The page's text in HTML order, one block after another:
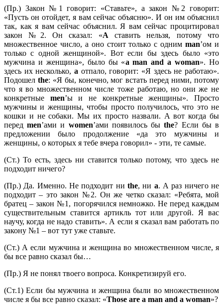
(Пр.) Закон №1 говорит: «Ставьте», а закон №2 говорит:
«Пусть он отойдет, я вам сейчас объясню». И он им объяснил
так, как я вам сейчас объяснил. Я вам сейчас процитировал
закон №2. Он сказал: «A ставить нельзя, потому что
множественное число, а оно стоит только с однимman’ом и
только с одной женщиной». Вот если бы здесь было «это
мужчина и женщина», было бы «amanandawoman». Но
здесь их несколько, a отпало, говорит: «Я здесь не работаю».
Подошел the: «Я бы, конечно, мог встать перед ними, потому
что я во множественном числе тоже работаю, но они же не
конкретные men’ы и не конкретные женщины». Просто
мужчины и женщины, чтобы просто получилось, что это не
кошки и не собаки. Мы их просто назвали. А вот когда бы
передmen’ами и women’ами появилось быthe? Если бы в
предложении было продолжение «да это мужчины и
женщины, о которых я тебе вчера говорил» - эти, те самые.
(Ст.) То есть, здесь ни ставится только потому, что здесь не
подходит ничего?
(Пр.) Да. Именно. Не подходит ни the, ни a. А раз ничего не
подходит – это закон №2. Он же четко сказал: «Ребята, мой
братец – закон №1, погорячился немножко. Не перед каждым
существительным ставится артикль тот или другой. Я вас
научу, когда не надо ставить». А если я сказал вам работать по
закону №1 – вот тут уже ставьте.
(Ст.) А если мужчина и женщина во множественном числе, я
бы все равно сказал бы…
(Пр.) Я не понял твоего вопроса. Конкретизируй его.
(Ст.1) Если бы мужчина и женщина были во множественном
числе я бы все равно сказал: «Those are a man and a woman»?